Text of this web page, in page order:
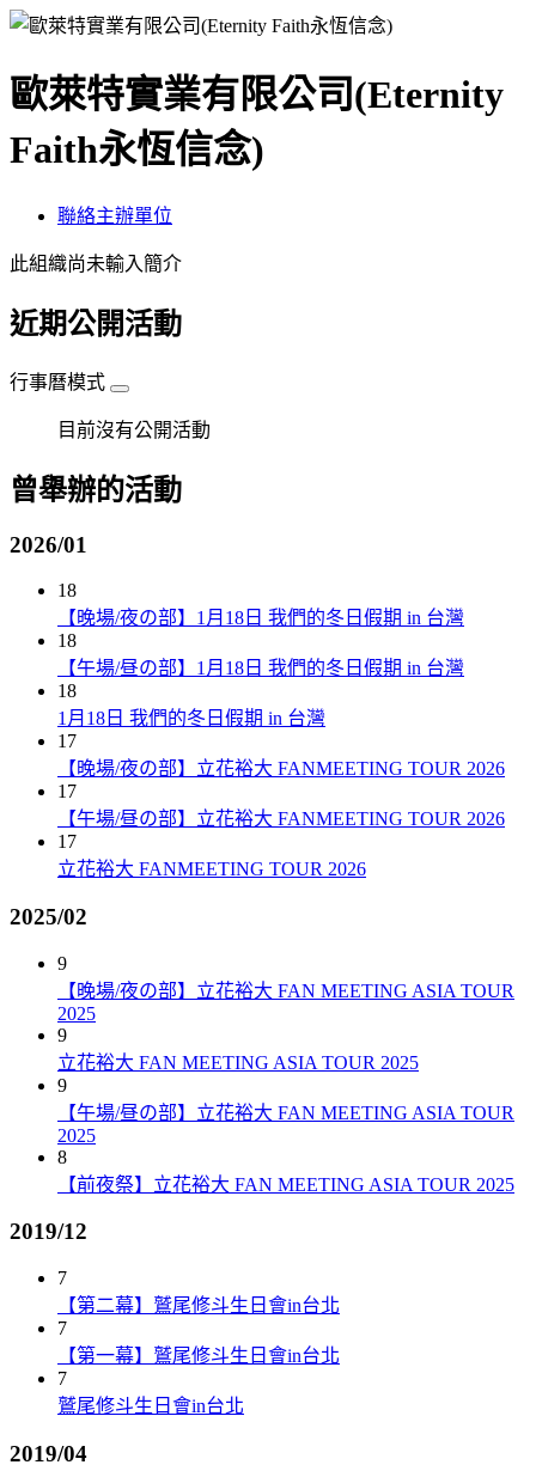
歐萊特實業有限公司(Eternity
Faith永恆信念)
聯絡主辦單位
此組織尚未輸入簡介
近期公開活動
行事曆模式
目前沒有公開活動
曾舉辦的活動
2026/01
18
【晚場/夜の部】1月18日 我們的冬日假期 in 台灣
18
【午場/昼の部】1月18日 我們的冬日假期 in 台灣
18
1月18日 我們的冬日假期 in 台灣
17
【晚場/夜の部】立花裕大 FANMEETING TOUR 2026
17
【午場/昼の部】立花裕大 FANMEETING TOUR 2026
17
立花裕大 FANMEETING TOUR 2026
2025/02
9
【晚場/夜の部】立花裕大 FAN MEETING ASIA TOUR
2025
9
立花裕大 FAN MEETING ASIA TOUR 2025
9
【午場/昼の部】立花裕大 FAN MEETING ASIA TOUR
2025
8
【前夜祭】立花裕大 FAN MEETING ASIA TOUR 2025
2019/12
7
【第二幕】鷲尾修斗生日會in台北
7
【第一幕】鷲尾修斗生日會in台北
7
鷲尾修斗生日會in台北
2019/04